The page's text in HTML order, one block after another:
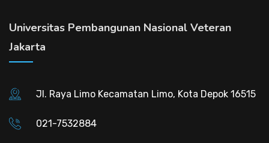
Universitas Pembangunan Nasional Veteran
Jakarta
Jl. Raya Limo Kecamatan Limo, Kota Depok 16515
021-7532884